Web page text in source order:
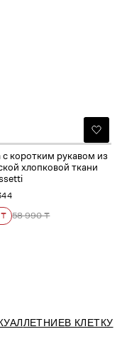
коротким рукавом из
хлопковой ткани
44
58 990 ₸
ЛЕТНИЕВ КЛЕТКУ